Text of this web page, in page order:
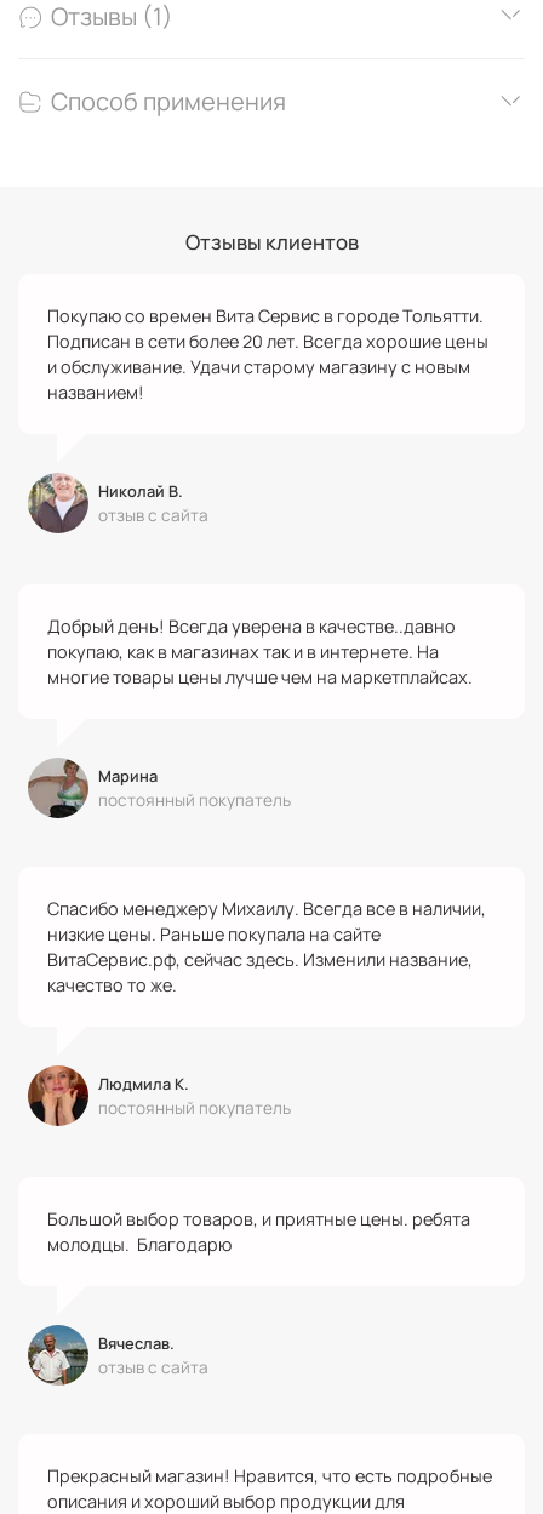
Отзывы (1)
Способ применения
Отзывы клиентов
Покупаю со времен Вита Сервис в городе Тольятти.
Подписан в сети более 20 лет. Всегда хорошие цены
и обслуживание. Удачи старому магазину с новым
названием!
Николай В.
отзыв с сайта
Добрый день! Всегда уверена в качестве..давно
покупаю, как в магазинах так и в интернете. На
многие товары цены лучше чем на маркетплайсах.
Марина
постоянный покупатель
Спасибо менеджеру Михаилу. Всегда все в наличии,
низкие цены. Раньше покупала на сайте
ВитаСервис.рф, сейчас здесь. Изменили название,
качество то же.
Людмила К.
постоянный покупатель
Большой выбор товаров, и приятные цены. ребята
молодцы. Благодарю
Вячеслав.
отзыв с сайта
Прекрасный магазин! Нравится, что есть подробные
описания и хороший выбор продукции для